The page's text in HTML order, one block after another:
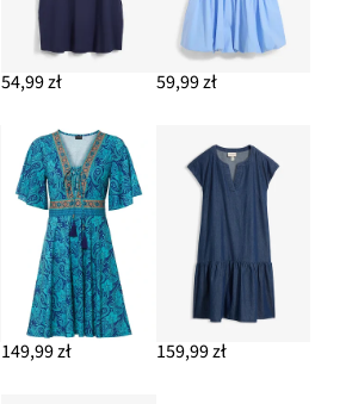
54,99 zł 59,99 zł
149,99 zł 159,99 zł